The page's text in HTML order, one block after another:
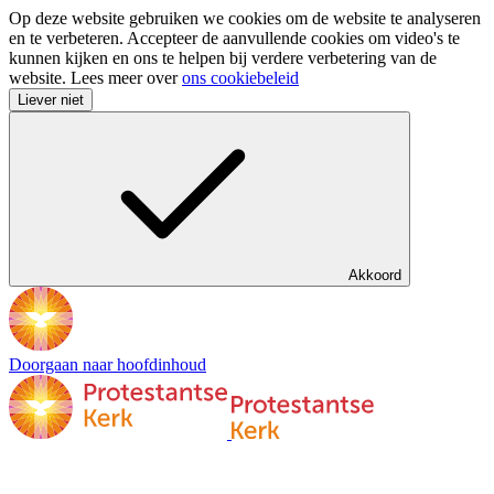
Op deze website gebruiken we cookies om de website te analyseren
en te verbeteren. Accepteer de aanvullende cookies om video's te
kunnen kijken en ons te helpen bij verdere verbetering van de
website. Lees meer overons cookiebeleid
Liever niet
Akkoord
Doorgaan naar hoofdinhoud